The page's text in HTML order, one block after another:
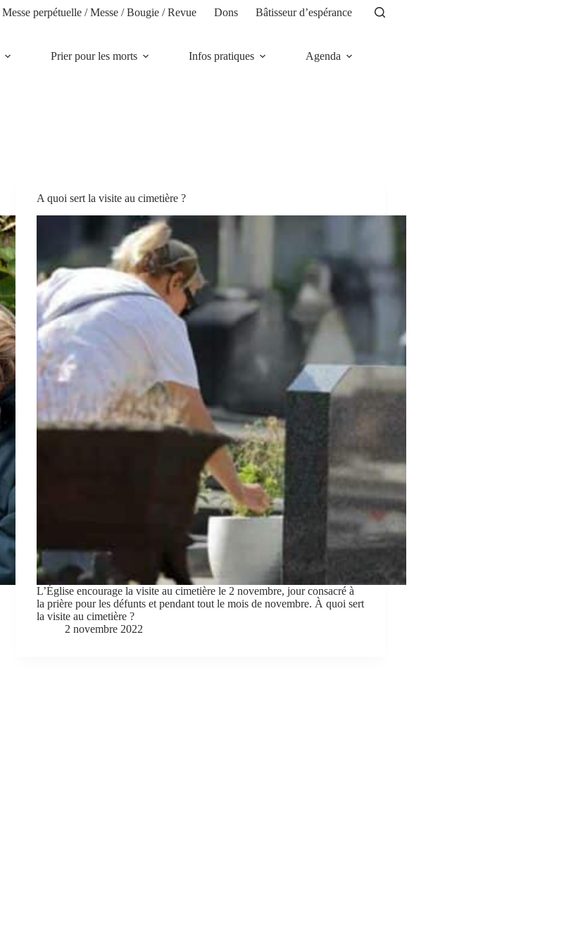
Messe perpétuelle / Messe / Bougie / Revue Dons Bâtisseur d’espérance
Prier pour les morts Infos pratiques Agenda
A quoi sert la visite au cimetière ?
L’Église encourage la visite au cimetière le 2 novembre, jour consacré à
la prière pour les défunts et pendant tout le mois de novembre. À quoi sert
la visite au cimetière ?
2 novembre 2022